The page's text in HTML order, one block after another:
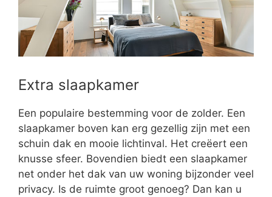
Extra slaapkamer
Een populaire bestemming voor de zolder. Een
slaapkamer boven kan erg gezellig zijn met een
schuin dak en mooie lichtinval. Het creëert een
knusse sfeer. Bovendien biedt een slaapkamer
net onder het dak van uw woning bijzonder veel
privacy. Is de ruimte groot genoeg? Dan kan u